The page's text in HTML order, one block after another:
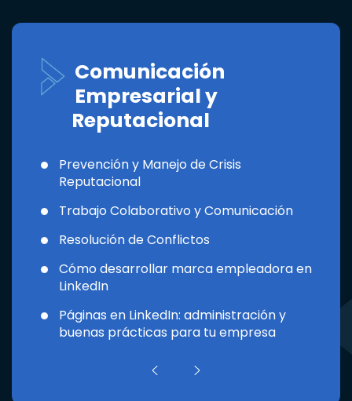
Comunicación
Empresarial y
Reputacional
Prevención y Manejo de Crisis
Reputacional
Trabajo Colaborativo y Comunicación
Resolución de Conflictos
Cómo desarrollar marca empleadora en
LinkedIn
Páginas en LinkedIn: administración y
buenas prácticas para tu empresa